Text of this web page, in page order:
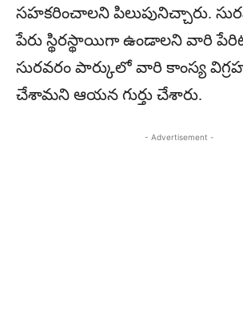
సహకరించాలని పిలుపునిచ్చారు.
పేరు స్థిరస్థాయిగా ఉండాలని వారి
సురవరం పార్కులో వారి కాంస్య
చేశామని ఆయన గుర్తు చేశారు.
- Advertisement -